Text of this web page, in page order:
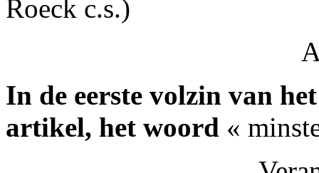
Roeck c.s.)
In de eerste volzin van
artikel, het woord «